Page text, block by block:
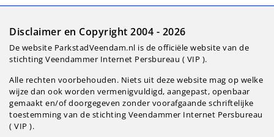
Disclaimer en Copyright 2004 - 2026
De website ParkstadVeendam.nl is de officiële website van de
stichting Veendammer Internet Persbureau ( VIP ).
Alle rechten voorbehouden. Niets uit deze website mag op welke
wijze dan ook worden vermenigvuldigd, aangepast, openbaar
gemaakt en/of doorgegeven zonder voorafgaande schriftelijke
toestemming van de stichting Veendammer Internet Persbureau
( VIP ).